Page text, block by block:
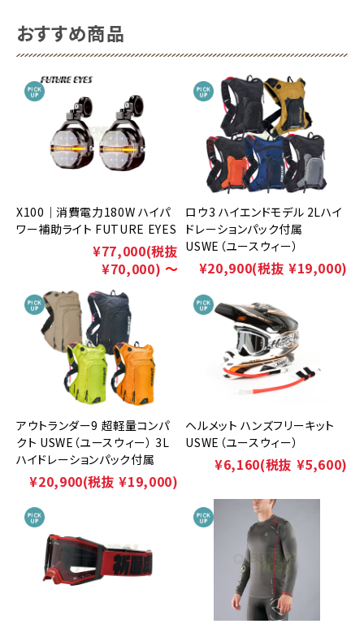
おすすめ商品
X100｜消費電力180W ハイパ
ワー補助ライト FUTURE EYES
¥77,000(税抜
¥70,000) ～
ロウ3 ハイエンドモデル 2Lハイ
ドレーションパック付属
USWE（ユースウィー）
¥20,900(税抜 ¥19,000)
アウトランダー9 超軽量コンパ
クト USWE（ユースウィー） 3L
ハイドレーションパック付属
¥20,900(税抜 ¥19,000)
ヘルメット ハンズフリーキット
USWE（ユースウィー）
¥6,160(税抜 ¥5,600)